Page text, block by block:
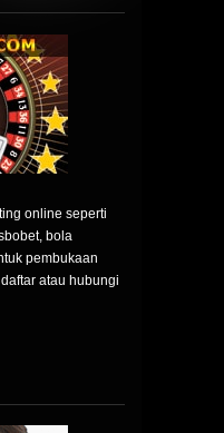
online seperti
bola
pembukaan
atau hubungi